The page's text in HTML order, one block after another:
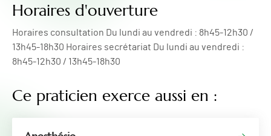
Horaires d'ouverture
Horaires consultation Du lundi au vendredi : 8h45-12h30 /
13h45-18h30 Horaires secrétariat Du lundi au vendredi :
8h45-12h30 / 13h45-18h30
Ce praticien exerce aussi en :